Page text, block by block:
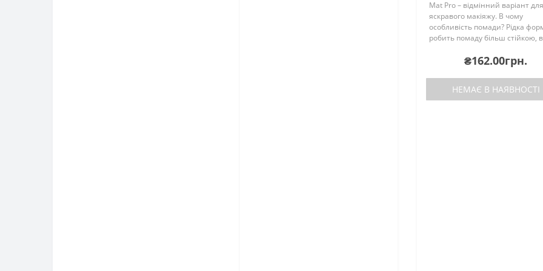
Mat Pro – відмінний варіант для
яскравого макіяжу. В чому
особливість помади? Рідка
робить помаду більш стійкою,
дня.Матовий фініш робить ваші
губи більш яскравими та ..
₴162.00грн.
НЕМАЄ В НАЯВНОСТІ